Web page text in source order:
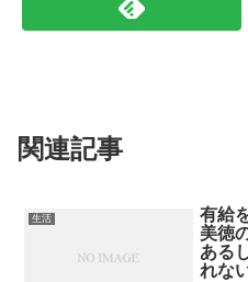
関連記事
生活
有給
美徳
ある
れな